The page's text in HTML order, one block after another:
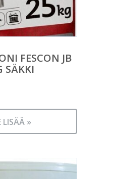
FESCON JB
SÄKKI
LISÄÄ »